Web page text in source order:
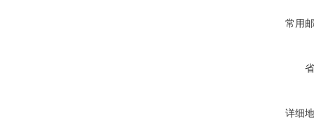
常用
详细